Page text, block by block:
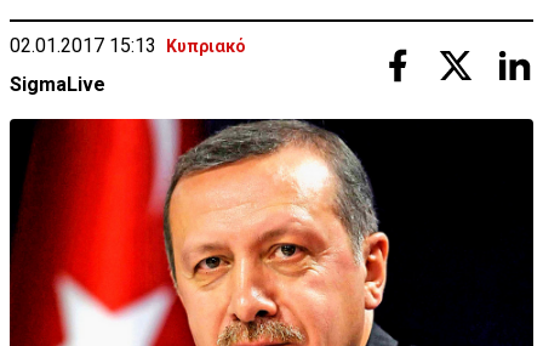
02.01.2017 15:13 Κυπριακό
SigmaLive